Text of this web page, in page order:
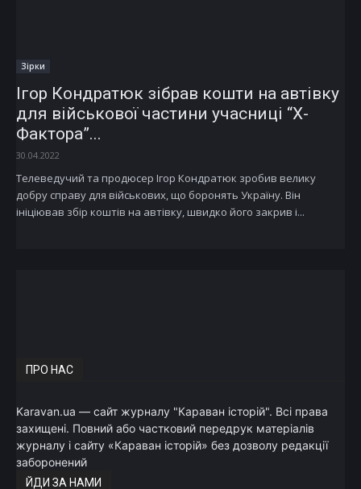
Зірки
Ігор Кондратюк зібрав кошти на автівку
для військової частини учасниці “Х-
Фактора”...
30.04.2022
Телеведучий та продюсер Ігор Кондратюк зробив велику
добру справу для військових, що боронять Україну. Він
ініціював збір коштів на автівку, швидко його закрив і...
ПРО НАС
Karavan.ua — сайт журналу "Караван історій". Всі права
захищені. Повний або частковий передрук матеріалів
журналу і сайту «Караван історій» без дозволу редакції
заборонений
ЙДИ ЗА НАМИ